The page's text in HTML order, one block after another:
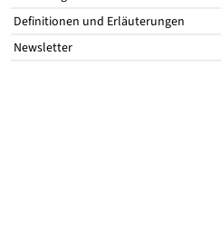
Definitionen und Erläuterungen
Newsletter